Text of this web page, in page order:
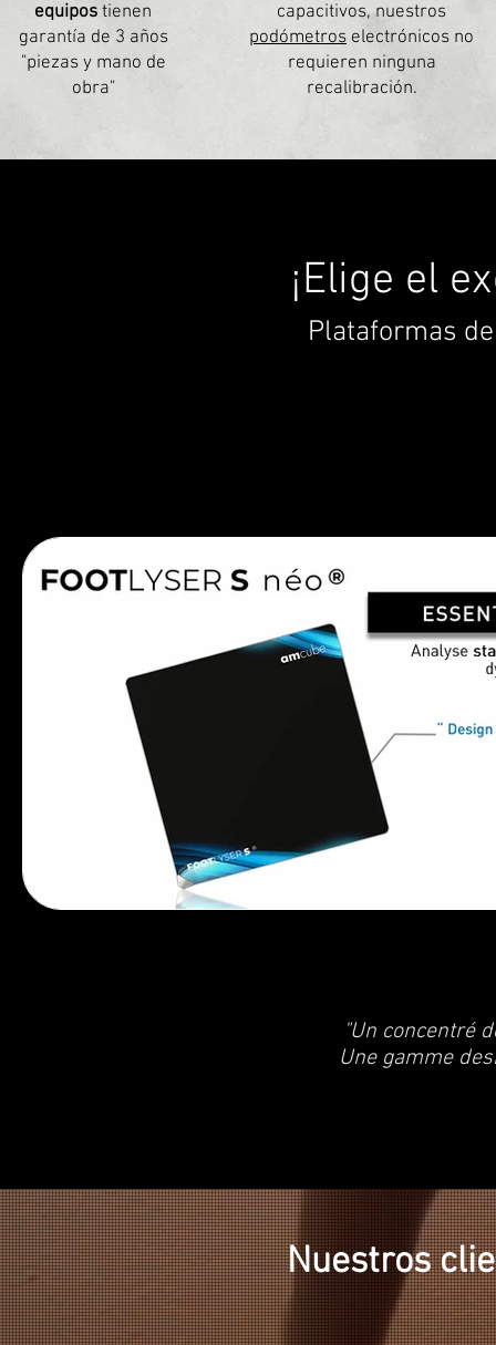
equipos tienen
garantía de 3 años
"piezas y mano de
obra"
capacitivos, nuestros
podómetros electrónicos no
requieren ninguna
recalibración.
¡Elige el
Plataformas
"Un concentré
Une gamme
Nuestros